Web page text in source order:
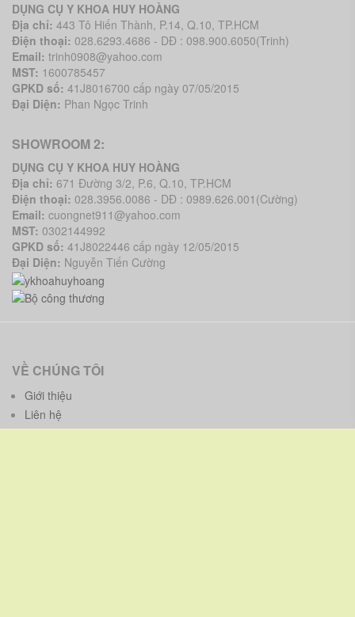
DỤNG CỤ Y KHOA HUY HOÀNG
Địa chỉ: 443 Tô Hiến Thành, P.14, Q.10, TP.HCM
Điện thoại: 028.6293.4686 - DĐ : 098.900.6050(Trinh)
Email: trinh0908@yahoo.com
MST: 1600785457
GPKD số: 41J8016700 cấp ngày 07/05/2015
Đại Diện: Phan Ngọc Trinh
SHOWROOM 2:
DỤNG CỤ Y KHOA HUY HOÀNG
Địa chỉ: 671 Đường 3/2, P.6, Q.10, TP.HCM
Điện thoại: 028.3956.0086 - DĐ : 0989.626.001(Cường)
Email: cuongnet911@yahoo.com
MST: 0302144992
GPKD số: 41J8022446 cấp ngày 12/05/2015
Đại Diện: Nguyễn Tiến Cường
VỀ CHÚNG TÔI
Giới thiệu
Liên hệ